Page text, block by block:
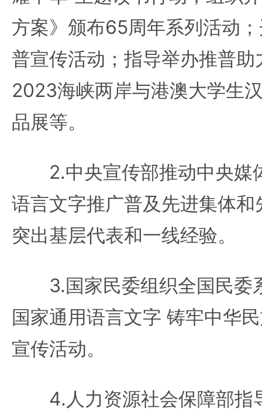
方案》颁布65周年系列活动
普宣传活动；指导举办推普
2023海峡两岸与港澳大学生
品展等。
2.中央宣传部推动中央媒
语言文字推广普及先进集体
突出基层代表和一线经验。
3.国家民委组织全国民委
国家通用语言文字 铸牢中华
宣传活动。
4.人力资源社会保障部指